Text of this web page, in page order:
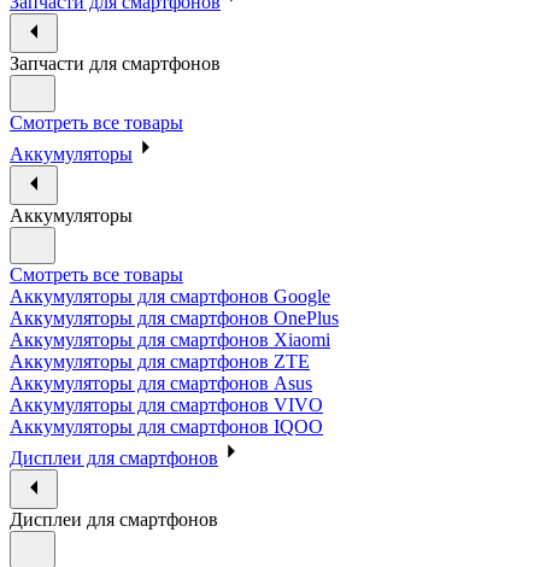
Запчасти для смартфонов
Смотреть все товары
Аккумуляторы
Аккумуляторы
Смотреть все товары
Аккумуляторы для смартфонов Google
Аккумуляторы для смартфонов OnePlus
Аккумуляторы для смартфонов Xiaomi
Аккумуляторы для смартфонов ZTE
Аккумуляторы для cмартфонов Asus
Аккумуляторы для смартфонов VIVO
Аккумуляторы для смартфонов IQOO
Дисплеи для смартфонов
Дисплеи для смартфонов